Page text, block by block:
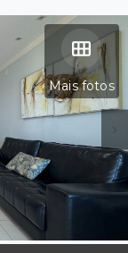
Mais fotos